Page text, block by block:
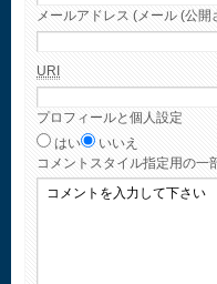
メールアドレス (メール (公開
URI
プロフィールと個人設定
はい
いいえ
コメント スタイル指定用の一